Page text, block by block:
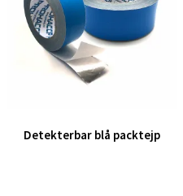
Detekterbar blå packtejp